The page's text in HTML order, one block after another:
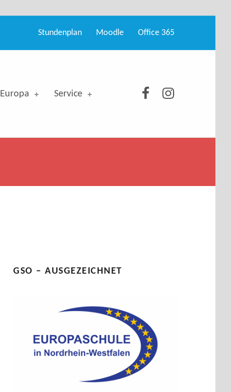
Europa Service
Stundenplan Moodle Office 365
GSO – AUSGEZEICHNET